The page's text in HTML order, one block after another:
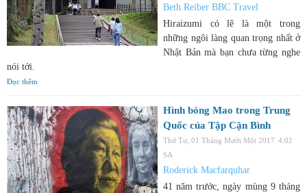
Beth Reiber BBC Travel
Hiraizumi có lẽ là một trong
những ngôi làng quan trọng nhất ở
Nhật Bản mà bạn chưa từng nghe
nói tới.
Đọc thêm
Hình bóng Mao trong Trung
Quốc của Tập Cận Bình
Thứ Tư, 01 Tháng Mười Một 2017 4:02
SA
Roderick Macfarquhar
41 năm trước, ngày mùng 9 tháng